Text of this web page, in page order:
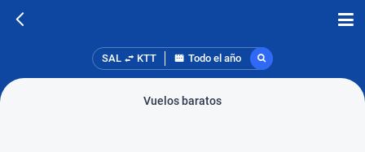
SAL KTT Todo el año
Vuelos baratos